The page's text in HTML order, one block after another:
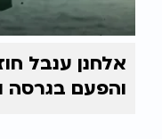
אלחנן ענבל
והפעם בגרסה